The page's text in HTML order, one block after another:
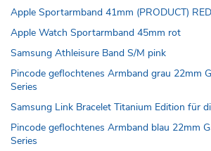
Apple Sportarmband 41mm (PRODUCT) RED
Apple Watch Sportarmband 45mm rot
Samsung Athleisure Band S/M pink
Pincode geflochtenes Armband grau 22mm
Series
Samsung Link Bracelet Titanium Edition für
Pincode geflochtenes Armband blau 22mm
Series